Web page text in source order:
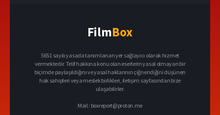
FilmBox
5651 sayılı yasada tanımlanan yer sağlayıcı olarak hizmet
vermektedir. Telif hakkına konu olan eserlerin yasal olmayan bir
biçimde paylaşıldığını ve yasal haklarının çiğnendiğini düşünen
hak sahipleri veya meslek birlikleri, iletişim sayfasından bize
ulaşabilirler.
Mail : boxreport@proton.me